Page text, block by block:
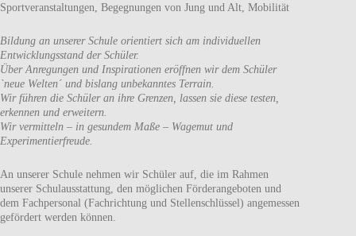
Sportveranstaltungen, Begegnungen von Jung und Alt, Mobilität
Bildung an unserer Schule orientiert sich am individuellen
Entwicklungsstand der Schüler.
Über Anregungen und Inspirationen eröffnen wir dem Schüler
`neue Welten´ und bislang unbekanntes Terrain.
Wir führen die Schüler an ihre Grenzen, lassen sie diese testen,
erkennen und erweitern.
Wir vermitteln – in gesundem Maße – Wagemut und
Experimentierfreude.
An unserer Schule nehmen wir Schüler auf, die im Rahmen
unserer Schulausstattung, den möglichen Förderangeboten und
dem Fachpersonal (Fachrichtung und Stellenschlüssel) angemessen
gefördert werden können.